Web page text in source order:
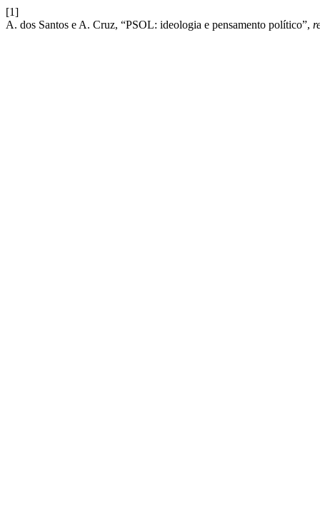
[1]
A. dos Santos e A. Cruz, “PSOL: ideologia e pensamento político”,